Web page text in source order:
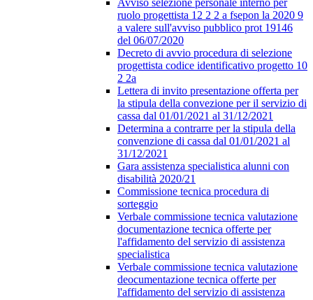
Avviso selezione personale interno per
ruolo progettista 12 2 2 a fsepon la 2020 9
a valere sull'avviso pubblico prot 19146
del 06/07/2020
Decreto di avvio procedura di selezione
progettista codice identificativo progetto 10
2 2a
Lettera di invito presentazione offerta per
la stipula della convezione per il servizio di
cassa dal 01/01/2021 al 31/12/2021
Determina a contrarre per la stipula della
convenzione di cassa dal 01/01/2021 al
31/12/2021
Gara assistenza specialistica alunni con
disabilità 2020/21
Commissione tecnica procedura di
sorteggio
Verbale commissione tecnica valutazione
documentazione tecnica offerte per
l'affidamento del servizio di assistenza
specialistica
Verbale commissione tecnica valutazione
deocumentazione tecnica offerte per
l'affidamento del servizio di assistenza